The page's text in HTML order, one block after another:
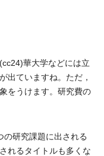
華大学などには立
出ていますね。ただ，
をうけます。研究費の
研究課題に出される
れるタイトルも多くな